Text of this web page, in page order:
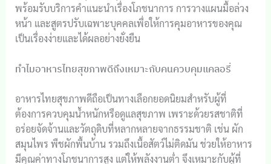
พร้อมรับบริการคำแนะนำเรื่องโภชนาการ การวางแผนมื้อล่วง
หน้า และสูตรปรับเฉพาะบุคคลเพื่อให้การคุมอาหารของคุณ
เป็นเรื่องง่ายและได้ผลอย่างยั่งยืน
ทำไมอาหารไทยสุขภาพดีถึงเหมาะกับคนควบคุมแคลอรี่
อาหารไทยสุขภาพดีถือเป็นทางเลือกยอดนิยมสำหรับผู้ที่
ต้องการควบคุมน้ำหนักหรือดูแลสุขภาพ เพราะด้วยรสชาติที่
อร่อยจัดจ้านและวัตถุดิบที่หลากหลายจากธรรมชาติ เช่น ผัก
สมุนไพร พืชผักพื้นบ้าน รวมถึงเนื้อสัตว์ไม่ติดมัน ช่วยให้อาหาร
มีคุณค่าทางโภชนาการสูง แต่ให้พลังงานต่ำ จึงเหมาะกับผู้ที่